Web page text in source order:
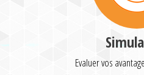
Evaluer vos